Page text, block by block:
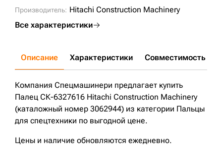
Производитель: Hitachi Construction Machinery
Все характеристики
Описание Характеристики Совместимость
Компания Спецмашинери предлагает купить
Палец СК-6327616 Hitachi Construction Machinery
(каталожный номер 3062944) из категории Пальцы
для спецтехники по выгодной цене.
Цены и наличие обновляются ежедневно.